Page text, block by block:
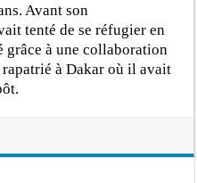
Avant son
tenté de se réfugier en
grâce à une collaboration
à Dakar où il avait